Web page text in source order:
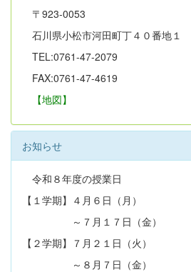
〒923-0053
石川県小松市河田町丁４０番地１
TEL:0761-47-2079
FAX:0761-47-4619
【地図】
お知らせ
令和８年度の授業日
【１学期】４月６日（月）
～７月１７日（金）
【２学期】７月２１日（火）
～８月７日（金）